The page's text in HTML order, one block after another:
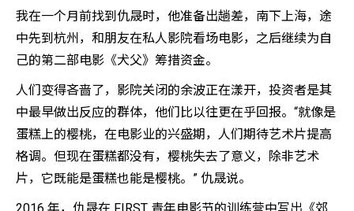
我在一个月前找到仇晟时，他准备出趟差，南下上海，途
中先到杭州，和朋友在私人影院看场电影，之后继续为自
己的第二部电影《犬父》筹措资金。
人们变得吝啬了，影院关闭的余波正在漾开，投资者是其
中最早做出反应的群体，他们比以往更在乎回报。“就像是
蛋糕上的樱桃，在电影业的兴盛期，人们期待艺术片提高
格调。但现在蛋糕都没有，樱桃失去了意义，除非艺术
片，它既能是蛋糕也能是樱桃。” 仇晟说。
2016 年，仇晟在 FIRST 青年电影节的训练营中写出《郊